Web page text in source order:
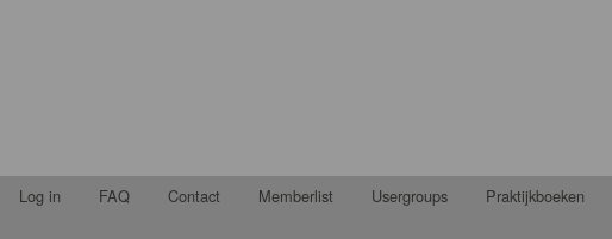
Log in FAQ Contact Memberlist Usergroups Praktijkboeken